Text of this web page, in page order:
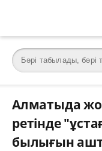
Алматыда
ретінде
былығын